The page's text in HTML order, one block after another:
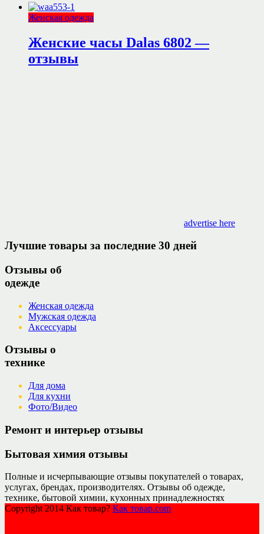
Женская одежда
Женские часы Dalas 6802 —
отзывы
advertise here
Лучшие товары за последние 30 дней
Отзывы об
одежде
Женская одежда
Мужская одежда
Аксессуары
Отзывы о
технике
Для дома
Для кухни
Фото/Видео
Ремонт и интерьер отзывы
Бытовая химия отзывы
Полные и исчерпывающие отзывы покупателей о товарах,
услугах, брендах, производителях. Отзывы об одежде,
технике, бытовой химии, кухонных принадлежностях
Copyright 2014 Как товар? Как товар.com